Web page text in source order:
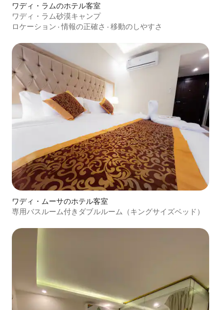
ワディ・ラムのホテル客室
ワディ・ラム砂漠キャンプ
ロケーション ·情報の正確さ · 移動のしやすさ
ワディ・ムーサのホテル客室
専用バスルーム付きダブルルーム（キングサイズベッド）